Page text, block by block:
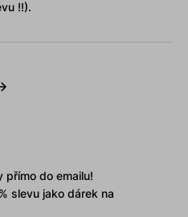
!!).
přímo do emailu!
slevu jako dárek na